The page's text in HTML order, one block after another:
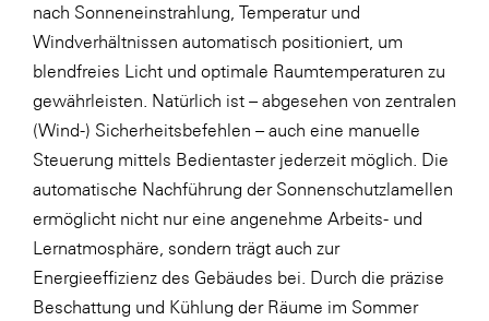
Verband Druck Medien Österreich
Wirtschaftskammer Salzburg
WKS Fachgruppe Fahrzeughandel und
Fahrzeugtechnik
WKS Fachgruppe Finanzdienstleister
WK UBIT
Zühlke
Media
nach Sonneneinstrahlung, Temperatur und
Windverhältnissen automatisch positioniert, um
blendfreies Licht und optimale Raumtemperaturen zu
gewährleisten. Natürlich ist – abgesehen von zentralen
(Wind-) Sicherheitsbefehlen – auch eine manuelle
Steuerung mittels Bedientaster jederzeit möglich. Die
automatische Nachführung der Sonnenschutzlamellen
ermöglicht nicht nur eine angenehme Arbeits- und
Lernatmosphäre, sondern trägt auch zur
Energieeffizienz des Gebäudes bei. Durch die präzise
Beschattung und Kühlung der Räume im Sommer